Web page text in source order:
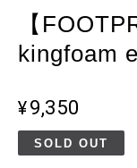
【
kingfoam
¥9,350
SOLD OUT